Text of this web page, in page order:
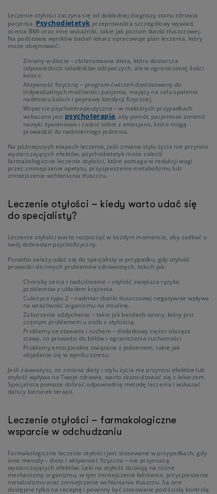
Leczenie otyłości zaczyna się od dokładnej diagnozy stanu zdrowia
pacjenta. Psychodietetyk przeprowadza szczegółowy wywiad,
ocenia BMI oraz inne wskaźniki, takie jak poziom tkanki tłuszczowej.
Na podstawie wyników badań lekarz opracowuje plan leczenia, który
może obejmować:
Zmiany w diecie – zbilansowana dieta, która dostarcza
odpowiednich składników odżywczych, ale w ograniczonej ilości
kalorii.
Aktywność fizyczną – program ćwiczeń dostosowany do
indywidualnych możliwości pacjenta, mający na celu spalenie
nadmiaru kalorii i poprawę kondycji fizycznej.
Wsparcie psychoterapeutyczne – w niektórych przypadkach
wskazana jest psychoterapia, aby pomóc pacjentowi zmienić
nawyki żywieniowe i radzić sobie z emocjami, które mogą
prowadzić do nadmiernego jedzenia.
Na późniejszych etapach leczenia, jeśli zmiana stylu życia nie przynosi
wystarczających efektów, psychodietetyk może zalecić
farmakologiczne leczenie otyłości, które pomaga w redukcji wagi
przez zmniejszenie apetytu, przyspieszenie metabolizmu lub
zmniejszenie wchłaniania tłuszczu.
Leczenie otyłości – kiedy warto udać się
do specjalisty?
Leczenie otyłości warto rozpocząć w każdym momencie, aby zadbać o
swój dobrostan psychofizyczny.
Ponadto należy udać się do specjalisty w przypadku, gdy otyłość
prowadzi do innych problemów zdrowotnych, takich jak:
Choroby serca i nadciśnienie – otyłość zwiększa ryzyko
problemów z układem krążenia.
Cukrzyca typu 2 – nadmiar tkanki tłuszczowej negatywnie wpływa
na wrażliwość organizmu na insulinę.
Zaburzenia oddychania – takie jak bezdech senny, który jest
częstym problemem u osób z otyłością.
Problemy ze stawami i ruchem – dodatkowy ciężar obciąża
stawy, co prowadzi do bólów i ograniczenia ruchomości.
Problemy emocjonalne związane z jedzeniem, takie jak
objadanie się w wyniku stresu.
Jeśli zauważysz, że zmiana diety i stylu życia nie przynosi efektów lub
otyłość wpływa na Twoje zdrowie, warto skonsultować się z lekarzem.
Specjalista pomoże dobrać odpowiednią metodę leczenia i wskazać
dalszy kierunek terapii.
Leczenie otyłości – farmakologiczne
wsparcie w odchudzaniu
Farmakologiczne leczenie otyłości jest stosowane w przypadkach, gdy
inne metody – dieta i aktywność fizyczna – nie przynoszą
wystarczających efektów. Leki na otyłość działają na różne
mechanizmy organizmu, w tym zmniejszenie łaknienia, przyspieszenie
metabolizmu oraz zmniejszenie wchłaniania tłuszczu. Są one
dostępne tylko na receptę i powinny być stosowane pod ścisłą kontrolą